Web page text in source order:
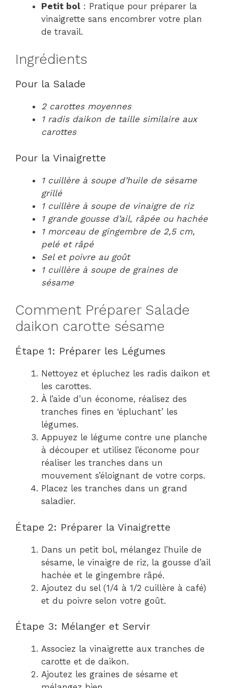
Petit bol : Pratique pour préparer la
vinaigrette sans encombrer votre plan
de travail.
Ingrédients
Pour la Salade
2 carottes moyennes
1 radis daikon de taille similaire aux
carottes
Pour la Vinaigrette
1 cuillère à soupe d’huile de sésame
grillé
1 cuillère à soupe de vinaigre de riz
1 grande gousse d’ail, râpée ou hachée
1 morceau de gingembre de 2,5 cm,
pelé et râpé
Sel et poivre au goût
1 cuillère à soupe de graines de
sésame
Comment Préparer Salade
daikon carotte sésame
Étape 1: Préparer les Légumes
Nettoyez et épluchez les radis daikon et
les carottes.
À l’aide d’un économe, réalisez des
tranches fines en ‘épluchant’ les
légumes.
Appuyez le légume contre une planche
à découper et utilisez l’économe pour
réaliser les tranches dans un
mouvement s’éloignant de votre corps.
Placez les tranches dans un grand
saladier.
Étape 2: Préparer la Vinaigrette
Dans un petit bol, mélangez l’huile de
sésame, le vinaigre de riz, la gousse d’ail
hachée et le gingembre râpé.
Ajoutez du sel (1/4 à 1/2 cuillère à café)
et du poivre selon votre goût.
Étape 3: Mélanger et Servir
Associez la vinaigrette aux tranches de
carotte et de daikon.
Ajoutez les graines de sésame et